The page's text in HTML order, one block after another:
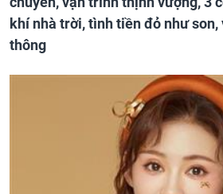
khí nhà trời, tình tiền đỏ như son,
thông